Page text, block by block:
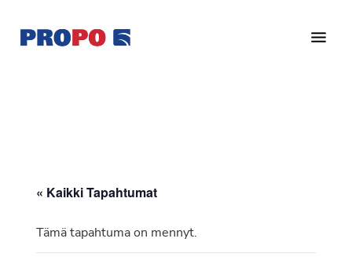
pääsisältöön
alatunnisteeseen
Ry
vuonna
« Kaikki Tapahtumat
Tämä tapahtuma on mennyt.